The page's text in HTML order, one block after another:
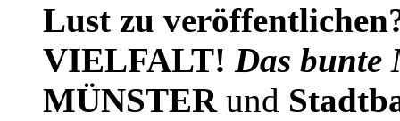
Lust zu
VIELFALT! Das bunte
MÜNSTERund